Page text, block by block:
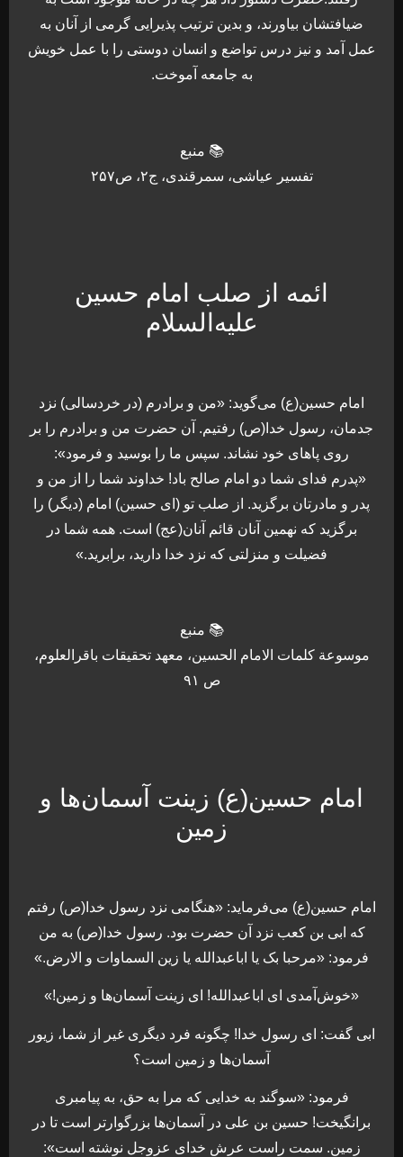
ضيافتشان بياورند، و بدين ترتيب پذيرايى گرمى از آنان به
عمل آمد و نيز درس تواضع و انسان دوستى را با عمل خويش
به جامعه آموخت.
📚 منبع
تفسیر عیاشی، سمرقندی، ج۲، ص۲۵۷
ائمه از صلب امام حسین
علیه‌السلام
امام حسین(ع) می‌گوید: «من و برادرم (در خردسالی) نزد
جدمان، رسول خدا(ص) رفتیم. آن حضرت من و برادرم را بر
روی پاهای خود نشاند. سپس ما را بوسید و فرمود»:
«پدرم فدای شما دو امام صالح باد! خداوند شما را از من و
پدر و مادرتان برگزید. از صلب تو (ای حسین) امام (دیگر) را
برگزید که نهمین آنان قائم آنان(عج) است. همه شما در
فضیلت و منزلتی که نزد خدا دارید، برابرید.»
📚 منبع
موسوعة کلمات الامام الحسین، معهد تحقیقات باقرالعلوم،
ص ۹۱
امام حسین(ع) زینت آسمان‌ها و
زمین
امام حسین(ع) می‌فرماید: «هنگامی نزد رسول خدا(ص) رفتم
که ابی بن کعب نزد آن حضرت بود. رسول خدا(ص) به من
فرمود: «مرحبا بک یا اباعبدالله یا زین السماوات و الارض.»
«خوش‌آمدی ای اباعبدالله! ای زینت آسمان‌ها و زمین!»
ابی گفت: ای رسول خدا! چگونه فرد دیگری غیر از شما، زیور
آسمان‌ها و زمین است؟
فرمود: «سوگند به خدایی که مرا به حق، به پیامبری
برانگیخت! حسین بن علی در آسمان‌ها بزرگوارتر است تا در
زمین. سمت راست عرش خدای عزوجل نوشته است»: